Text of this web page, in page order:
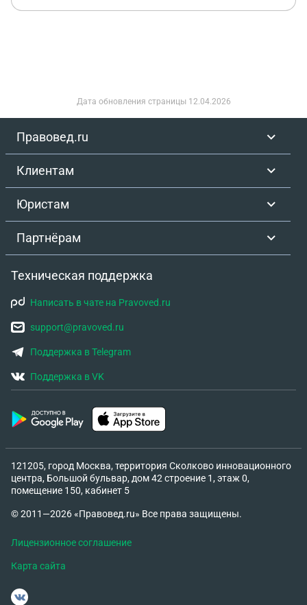
Дата обновления страницы 12.04.2026
Правовед.ru
Клиентам
Юристам
Партнёрам
Техническая поддержка
Написать в чате на Pravoved.ru
support@pravoved.ru
Поддержка в Telegram
Поддержка в VK
121205, город Москва, территория Сколково инновационного
центра, Большой бульвар, дом 42 строение 1, этаж 0,
помещение 150, кабинет 5
© 2011—2026 «Правовед.ru» Все права защищены.
Лицензионное соглашение
Карта сайта